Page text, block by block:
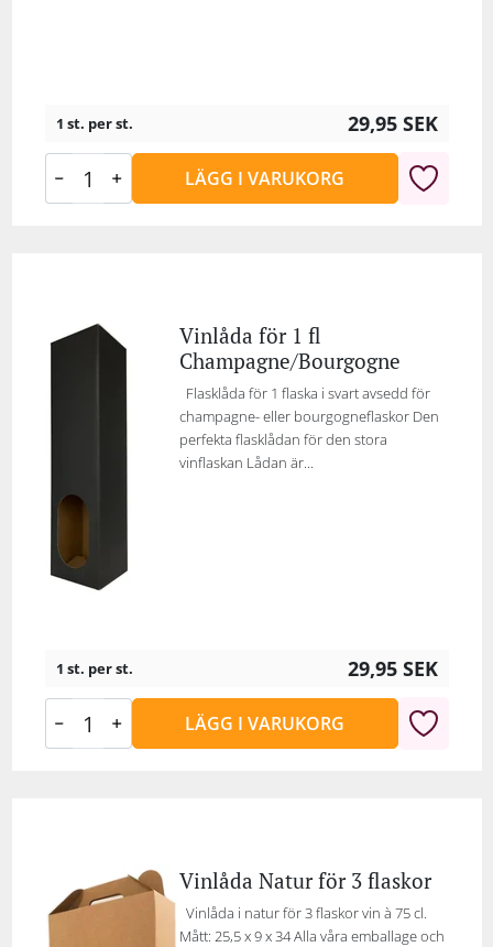
1 st. per st. 29,95 SEK
LÄGG I VARUKORG
Vinlåda för 1 fl
Champagne/Bourgogne
Flasklåda för 1 flaska i svart avsedd för
champagne- eller bourgogneflaskor Den
perfekta flasklådan för den stora
vinflaskan Lådan är...
1 st. per st. 29,95 SEK
LÄGG I VARUKORG
Vinlåda Natur för 3 flaskor
Vinlåda i natur för 3 flaskor vin à 75 cl.
Mått: 25,5 x 9 x 34 Alla våra emballage och